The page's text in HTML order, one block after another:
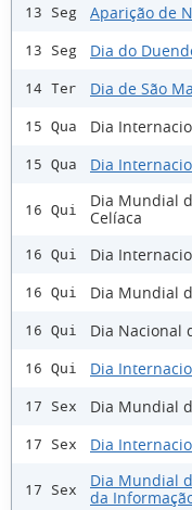
13 Seg Aparição de
13 Seg Dia do
14 Ter Dia de São
15 Qua Dia
15 Qua Dia
16 Qui
Dia Mundial
Celíaca
16 Qui Dia
16 Qui Dia Mundial
16 Qui Dia Nacional
16 Qui Dia
17 Sex Dia Mundial
17 Sex Dia
17 Sex
Dia Mundial
da